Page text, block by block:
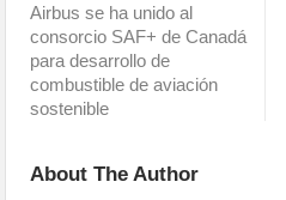
Airbus se ha unido al
consorcio SAF+ de Canadá
para desarrollo de
combustible de aviación
sostenible
About The Author